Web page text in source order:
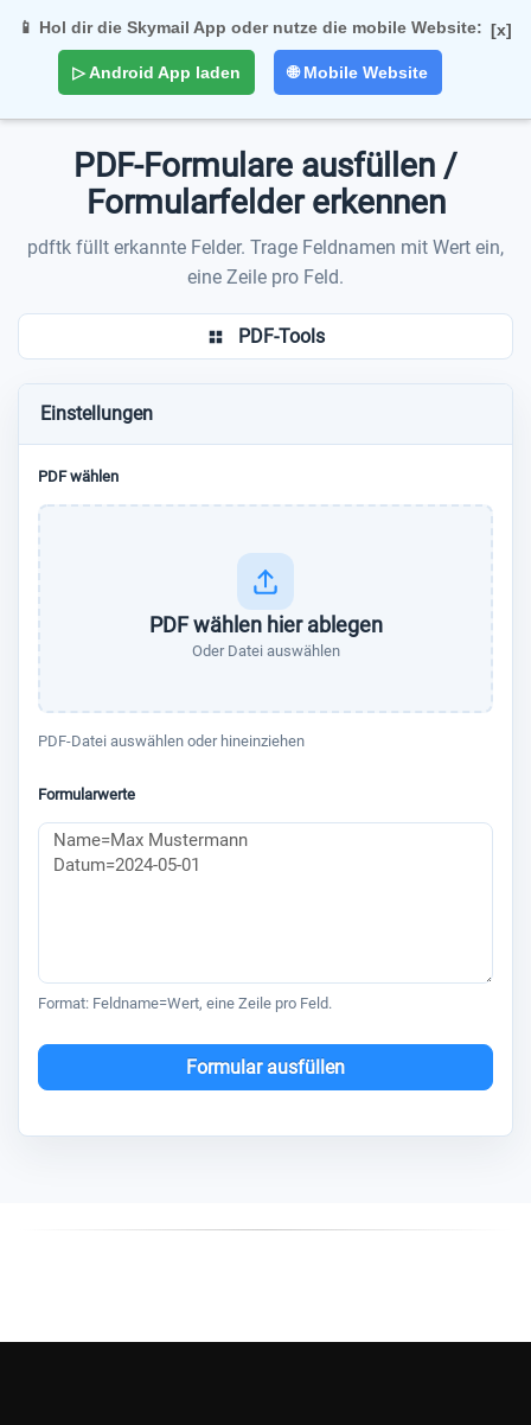
PDF-Formulare ausfüllen /
Formularfelder erkennen
pdftk füllt erkannte Felder. Trage Feldnamen mit Wert ein,
eine Zeile pro Feld.
PDF-Tools
Einstellungen
PDF wählen
PDF wählen hier ablegen
Oder Datei auswählen
PDF-Datei auswählen oder hineinziehen
Formularwerte
Format: Feldname=Wert, eine Zeile pro Feld.
Formular ausfüllen
[x]
📱 Hol dir die Skymail App oder nutze die mobile Website:
▷ Android App laden 🌐 Mobile Website